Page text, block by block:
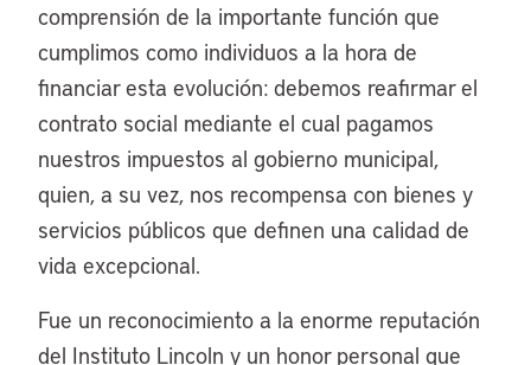
comprensión de la importante función que
cumplimos como individuos a la hora de
financiar esta evolución: debemos reafirmar el
contrato social mediante el cual pagamos
nuestros impuestos al gobierno municipal,
quien, a su vez, nos recompensa con bienes y
servicios públicos que definen una calidad de
vida excepcional.
Fue un reconocimiento a la enorme reputación
del Instituto Lincoln y un honor personal que